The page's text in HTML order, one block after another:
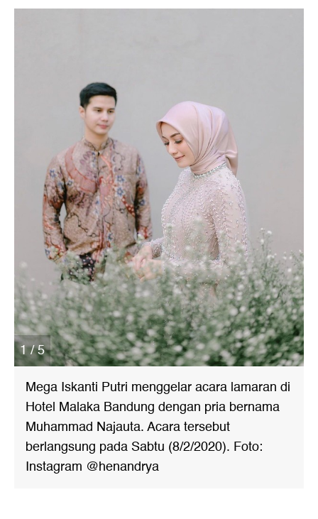
1 / 5
Mega Iskanti Putri menggelar acara lamaran di
Hotel Malaka Bandung dengan pria bernama
Muhammad Najauta. Acara tersebut
berlangsung pada Sabtu (8/2/2020). Foto:
Instagram @henandrya